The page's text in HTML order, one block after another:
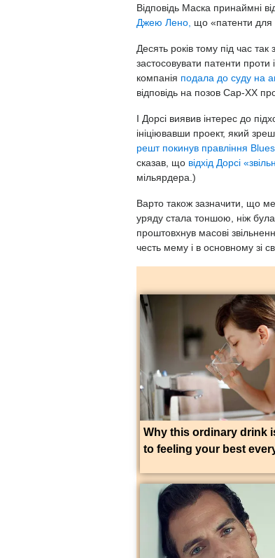
Відповідь Маска принаймні
Джею Лено, що «патенти для
Десять років тому під час так
застосовувати патенти проти
компанія подала до суду на
відповідь на позов Cap-XX
І Дорсі виявив інтерес до
ініціювавши проект, який
решт покинув правління
сказав, що відхід Дорсі
мільярдера.)
Варто також зазначити, що
уряду стала тоншою, ніж
проштовхнув масові
честь мему і в основному зі
Why this ordinary drink
to feeling your best